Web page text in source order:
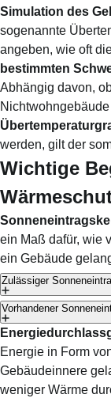
Simulation des
sogenannte
angeben, wie oft
bestimmten
Abhängig davon,
werden, gilt der
Wichtige
ein Maß dafür, wie
ein Gebäude
Zulässiger
Vorhandener
Energie in Form
Gebäudeinnere
weniger Wärme